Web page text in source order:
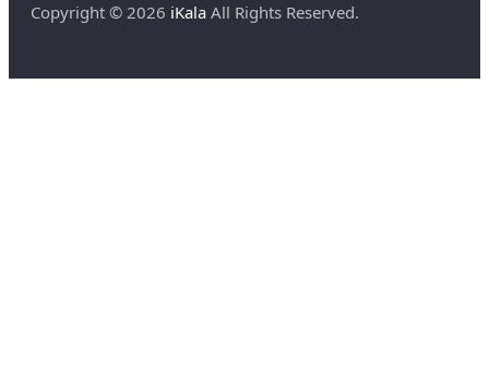
Copyright © 2026 iKala All Rights Reserved.